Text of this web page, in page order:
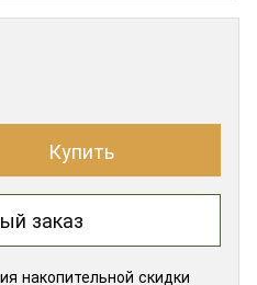
Купить
заказ
накопительной скидки